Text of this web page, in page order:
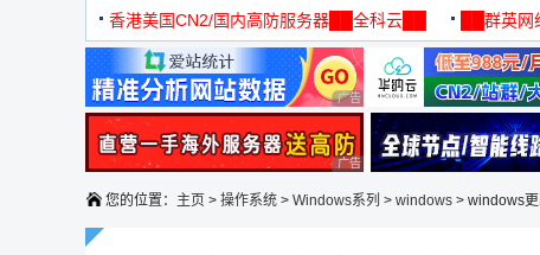
机
香港美国CN2/国内高防服务器██全科云██
██群英
◆◆◆
广告 商业广告，理性选择
广告 商业广告，理性选择
您的位置： 主页 > 操作系统 > Windows系列 > windows > windows